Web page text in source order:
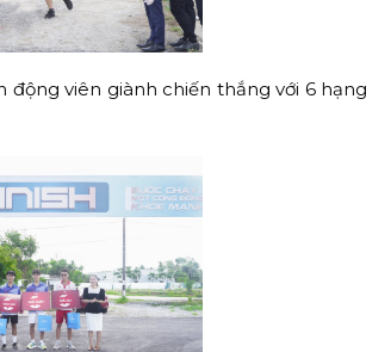
viên giành chiến thắng với 6